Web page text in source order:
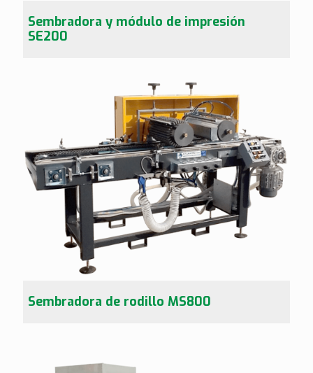
Sembradora y módulo de impresión
SE200
Sembradora de rodillo MS800